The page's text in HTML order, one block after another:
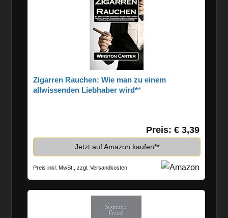
Zigarren Rauchen: Wie man zu einem
allwissenden Liebhaber wird*
Preis: € 3,39
Jetzt auf Amazon kaufen*
Preis inkl. MwSt., zzgl. Versandkosten